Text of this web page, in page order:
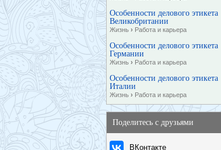
Особенности делового этикета
Великобритании
Жизнь › Работа и карьера
Особенности делового этикета
Германии
Жизнь › Работа и карьера
Особенности делового этикета
Италии
Жизнь › Работа и карьера
Поделитесь с друзьями
ВКонтакте